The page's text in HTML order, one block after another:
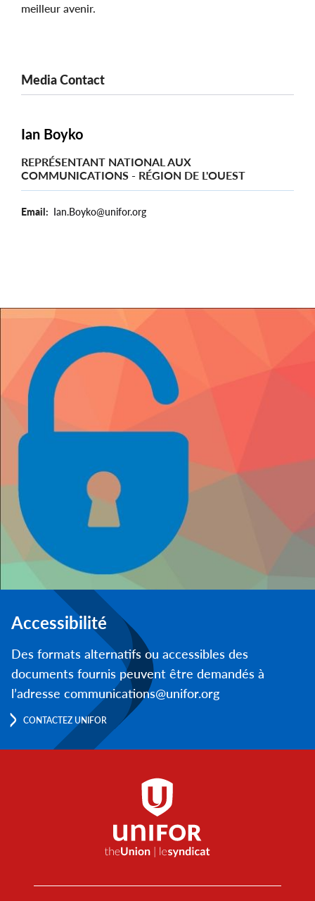
meilleur avenir.
Media Contact
Ian Boyko
REPRÉSENTANT NATIONAL AUX
COMMUNICATIONS - RÉGION DE L'OUEST
Email Ian.Boyko@unifor.org
Accessibilité
Des formats alternatifs ou accessibles des
documents fournis peuvent être demandés à
l’adresse communications@unifor.org
CONTACTEZ UNIFOR